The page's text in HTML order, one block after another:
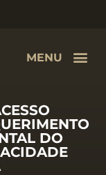
MENU
DO